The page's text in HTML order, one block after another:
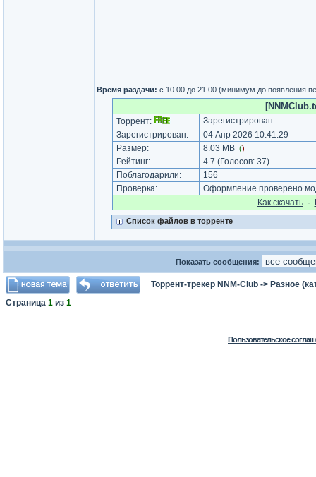
Время раздачи: с 10.00 до 21.00 (минимум до появления
Торрент:
Зарегистрирован
Зарегистрирован:
04 Апр 2026 10:41:29
Размер:
8.03 MB ()
Рейтинг: 4.7 (Голосов: 37)
Поблагодарили:
156
Проверка:
Оформление проверено
Как cкачать·
Список файлов в торренте
Показать сообщения:
Торрент-трекер NNM-Club -> Разное
Страница 1 из 1
Пользовательское